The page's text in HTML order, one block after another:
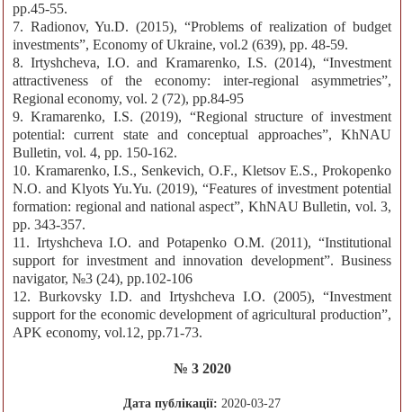
pp.45-55.
7. Radionov, Yu.D. (2015), “Problems of realization of budget
investments”, Economy of Ukraine, vol.2 (639), pp. 48-59.
8. Irtyshcheva, I.O. and Kramarenko, I.S. (2014), “Investment
attractiveness of the economy: inter-regional asymmetries”,
Regional economy, vol. 2 (72), pp.84-95
9. Kramarenko, I.S. (2019), “Regional structure of investment
potential: current state and conceptual approaches”, KhNAU
Bulletin, vol. 4, pp. 150-162.
10. Kramarenko, I.S., Senkevich, O.F., Kletsov E.S., Prokopenko
N.O. and Klyots Yu.Yu. (2019), “Features of investment potential
formation: regional and national aspect”, KhNAU Bulletin, vol. 3,
pp. 343-357.
11. Irtyshcheva I.O. and Potapenko O.M. (2011), “Institutional
support for investment and innovation development”. Business
navigator, №3 (24), pp.102-106
12. Burkovsky I.D. and Irtyshcheva I.O. (2005), “Investment
support for the economic development of agricultural production”,
APK economy, vol.12, pp.71-73.
№ 3 2020
Дата публікації: 2020-03-27